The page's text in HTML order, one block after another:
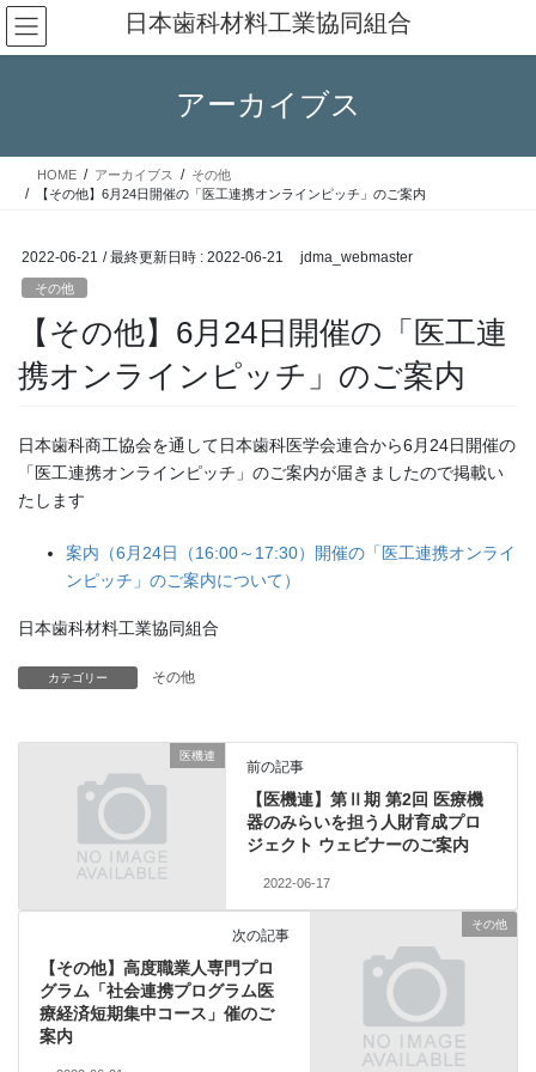
コ
ン
テ
ス
ナ
ビ
ゲ
ン
日本歯科材料工業協同組合
アーカイブス
HOME アーカイブス
その他
【その他】6月24日開催の「医工連携オンラインピッチ」のご案内
2022-06-21 / 最終更新日時 : 2022-06-21 jdma_webmaster
その他
【その他】6月24日開催の「医工連
携オンラインピッチ」のご案内
日本歯科商工協会を通して日本歯科医学会連合から6月24日開催の
「医工連携オンラインピッチ」のご案内が届きましたので掲載い
たします
案内（6月24日（16:00～17:30）開催の「医工連携オンライ
ンピッチ」のご案内について）
日本歯科材料工業協同組合
カテゴリー その他
医機連
前の記事
【医機連】第Ⅱ期 第2回 医療機
器のみらいを担う人財育成プロ
ジェクト ウェビナーのご案内
2022-06-17
その他
次の記事
【その他】高度職業人専門プロ
グラム「社会連携プログラム医
療経済短期集中コース」催のご
案内